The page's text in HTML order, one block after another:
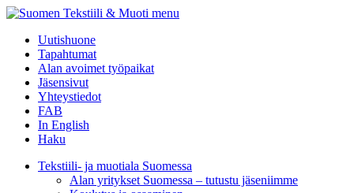
menu
Uutishuone
Tapahtumat
Alan avoimet työpaikat
Jäsensivut
Yhteystiedot
FAB
In English
Haku
Tekstiili- ja muotiala Suomessa
Alan yritykset Suomessa – tutustu jäseniimme